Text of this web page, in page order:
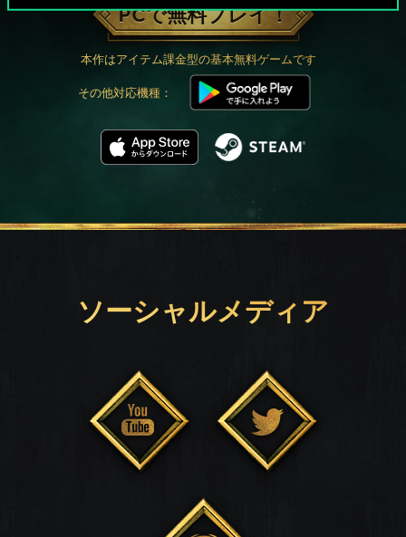
PCで無料プレイ！
本作はアイテム課金型の基本無料ゲームです
その他対応機種：
ソーシャルメディア